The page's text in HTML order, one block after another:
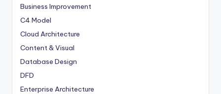
Business Improvement
C4 Model
Cloud Architecture
Content & Visual
Database Design
DFD
Enterprise Architecture